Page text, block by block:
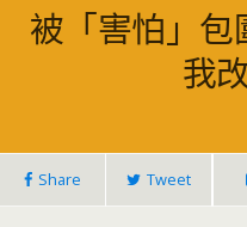
被「害怕」包
我
Share Tweet